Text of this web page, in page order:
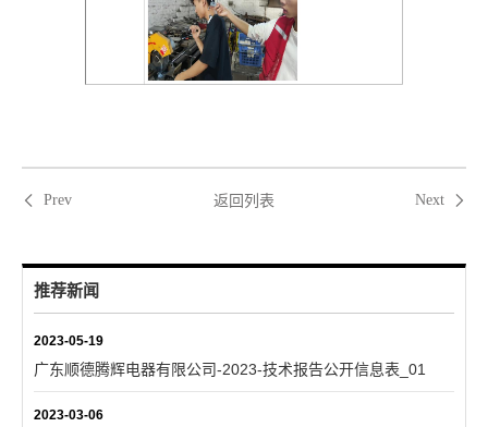
Prev 返回列表 Next
推荐新闻
2023-05-19
广东顺德腾辉电器有限公司-2023-技术报告公开信息表_01
2023-03-06